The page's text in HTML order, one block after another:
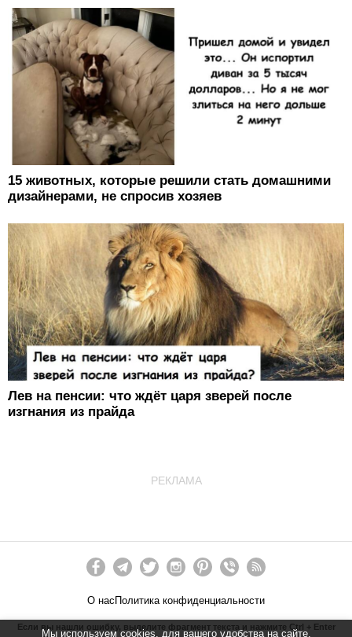
Мы используем cookies, для вашего удобства на сайте.
15 животных, которые решили стать домашними
дизайнерами, не спросив хозяев
Лев на пенсии: что ждёт царя зверей после
изгнания из прайда
РЕКЛАМА
О нас Политика конфиденциальности
Если вы нашли ошибку, выделите фрагмент текста и нажмите Ctrl + Enter